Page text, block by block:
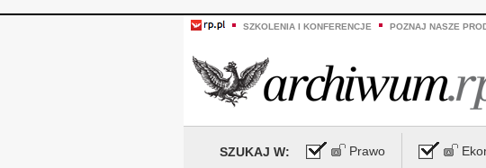
SZKOLENIA I KONFERENCJE POZNAJ NASZE
SZUKAJ W: Prawo